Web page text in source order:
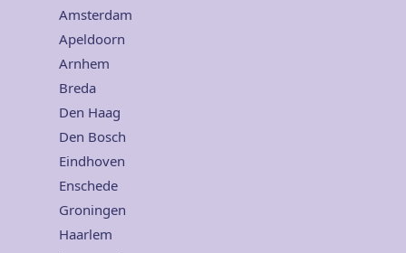
Amsterdam
Apeldoorn
Arnhem
Breda
Den Haag
Den Bosch
Eindhoven
Enschede
Groningen
Haarlem